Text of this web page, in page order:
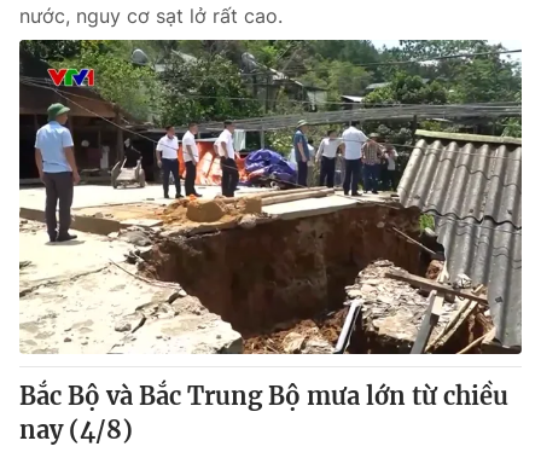
Liên hệ quảng cáo:024-7300.7108
® Cấm sao chép dưới mọi hình thức nếu không có sự chấp
thuận bằng văn bản. Ghi rõ nguồn VTV.vn khi phát hành lại
thông tin từ website này.
nước, nguy cơ sạt lở rất cao.
Bắc Bộ và Bắc Trung Bộ mưa lớn từ chiều
nay (4/8)